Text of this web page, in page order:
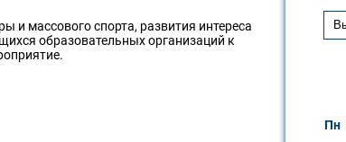
и массового спорта, развития интереса
образовательных организаций к
Пн